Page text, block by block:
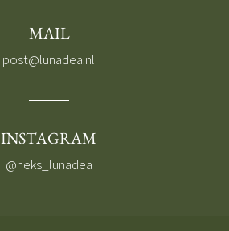
MAIL
post@lunadea.nl
INSTAGRAM
@heks_lunadea